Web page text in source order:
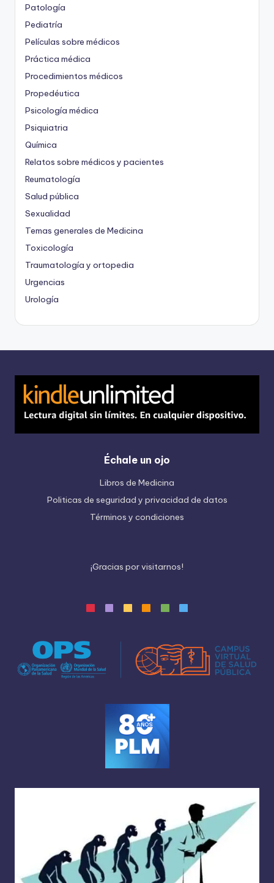
Patología
Pediatría
Películas sobre médicos
Práctica médica
Procedimientos médicos
Propedéutica
Psicología médica
Psiquiatria
Química
Relatos sobre médicos y pacientes
Reumatología
Salud pública
Sexualidad
Temas generales de Medicina
Toxicología
Traumatología y ortopedia
Urgencias
Urología
Échale un ojo
Libros de Medicina
Politicas de seguridad y privacidad de datos
Términos y condiciones
¡Gracias porvisitarnos!